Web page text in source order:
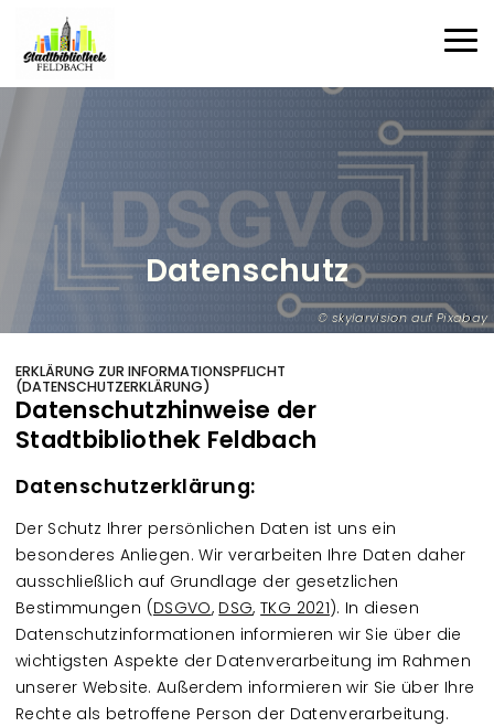
skylarvision auf Pixabay
Datenschutz
ERKLÄRUNG ZUR INFORMATIONSPFLICHT
(DATENSCHUTZERKLÄRUNG)
Datenschutzhinweise der
Stadtbibliothek Feldbach
Datenschutzerklärung:
Der Schutz Ihrer persönlichen Daten ist uns ein
besonderes Anliegen. Wir verarbeiten Ihre Daten daher
ausschließlich auf Grundlage der gesetzlichen
Bestimmungen (DSGVO, DSG,TKG 2021). In diesen
Datenschutzinformationen informieren wir Sie über die
wichtigsten Aspekte der Datenverarbeitung im Rahmen
unserer Website. Außerdem informieren wir Sie über Ihre
Rechte als betroffene Person der Datenverarbeitung.